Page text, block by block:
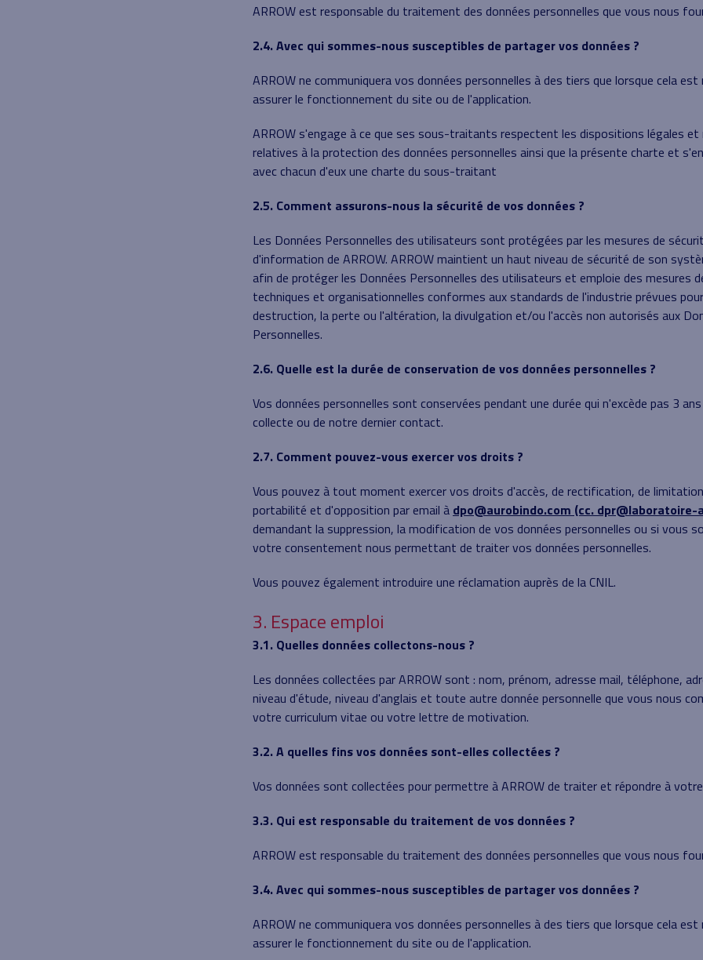
ARROW est responsable du traitement des données personnelles que vous nous
2.4. Avec qui sommes-nous susceptibles de partager vos données ?
ARROW ne communiquera vos données personnelles à des tiers que lorsque cela est
assurer le fonctionnement du site ou de l'application.
ARROW s'engage à ce que ses sous-traitants respectent les dispositions légales
relatives à la protection des données personnelles ainsi que la présente charte et
avec chacun d'eux une charte du sous-traitant
2.5. Comment assurons-nous la sécurité de vos données ?
Les Données Personnelles des utilisateurs sont protégées par les mesures de
d'information de ARROW. ARROW maintient un haut niveau de sécurité de son
afin de protéger les Données Personnelles des utilisateurs et emploie des mesures
techniques et organisationnelles conformes aux standards de l'industrie prévues
destruction, la perte ou l'altération, la divulgation et/ou l'accès non autorisés aux
Personnelles.
2.6. Quelle est la durée de conservation de vos données personnelles ?
Vos données personnelles sont conservées pendant une durée qui n'excède pas 3
collecte ou de notre dernier contact.
2.7. Comment pouvez-vous exercer vos droits ?
Vous pouvez à tout moment exercer vos droits d'accès, de rectification, de
portabilité et d'opposition par email à dpo@aurobindo.com (cc. dpr@laboratoire-
demandant la suppression, la modification de vos données personnelles ou si vous
votre consentement nous permettant de traiter vos données personnelles.
Vous pouvez également introduire une réclamation auprès de la CNIL.
3. Espace emploi
3.1. Quelles données collectons-nous ?
Les données collectées par ARROW sont : nom, prénom, adresse mail, téléphone,
niveau d'étude, niveau d'anglais et toute autre donnée personnelle que vous nous
votre curriculum vitae ou votre lettre de motivation.
3.2. A quelles fins vos données sont-elles collectées ?
Vos données sont collectées pour permettre à ARROW de traiter et répondre à
3.3. Qui est responsable du traitement de vos données ?
ARROW est responsable du traitement des données personnelles que vous nous
3.4. Avec qui sommes-nous susceptibles de partager vos données ?
ARROW ne communiquera vos données personnelles à des tiers que lorsque cela est
assurer le fonctionnement du site ou de l'application.